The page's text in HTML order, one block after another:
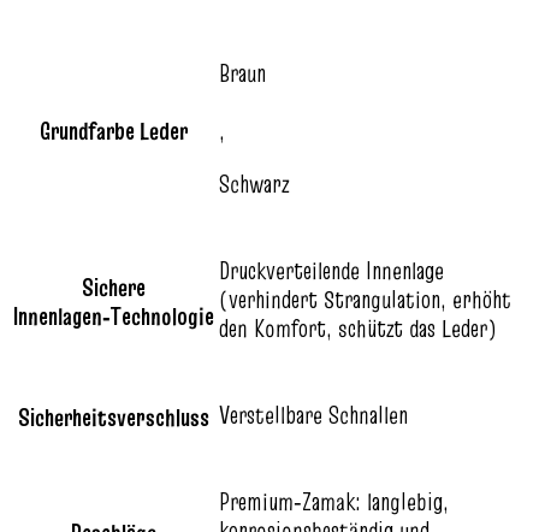
Grundfarbe Leder
Braun
,
Schwarz
Sichere
Innenlagen‑Technologie
Druckverteilende Innenlage
(verhindert Strangulation, erhöht
den Komfort, schützt das Leder)
Sicherheitsverschluss Verstellbare Schnallen
Premium‑Zamak: langlebig,